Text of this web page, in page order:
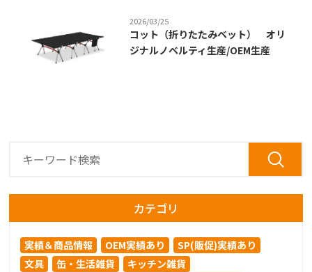
2026/03/25
コット（折りたたみベット） オリ
ジナルノベルティ生産/OEM生産
カテゴリ
実績＆商品情報 OEM実績あり
SP(販促)実績あり
文具
缶・生活雑貨
キッチン雑貨